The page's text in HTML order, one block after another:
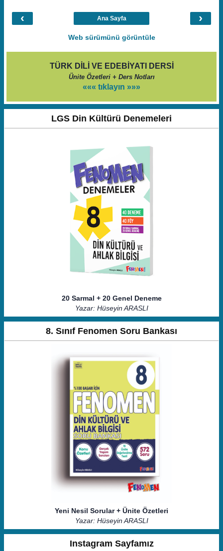
‹ ›
Ana Sayfa
Web sürümünü görüntüle
TÜRK DİLİ VE EDEBİYATI DERSİ
Ünite Özetleri + Ders Notları
««« tıklayın »»»
LGS Din Kültürü Denemeleri
20 Sarmal + 20 Genel Deneme
Yazar: Hüseyin ARASLI
8. Sınıf Fenomen Soru Bankası
Yeni Nesil Sorular + Ünite Özetleri
Yazar: Hüseyin ARASLI
Instagram Sayfamız